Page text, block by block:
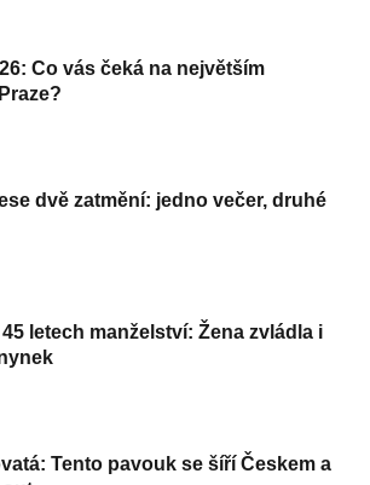
Co vás čeká na největším
dvě zatmění: jedno večer, druhé
letech manželství: Žena zvládla i
Tento pavouk se šíří Českem a